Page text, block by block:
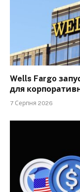
Wells Fargo
для
7 Серпня 2026